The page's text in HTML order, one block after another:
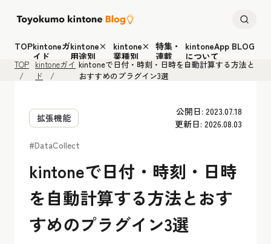
TOPkintoneガ
イド
kintone×
用途別
kintone×
業種別
特集・
連載
kintoneApp BLOG
について
TOP kintoneガイ
ド
kintoneで日付・時刻・日時を自動計算する方法と
おすすめのプラグイン3選
拡張機能
公開日: 2023.07.18
更新日: 2026.08.03
#DataCollect
kintoneで日付・時刻・日時
を自動計算する方法とおす
すめのプラグイン3選